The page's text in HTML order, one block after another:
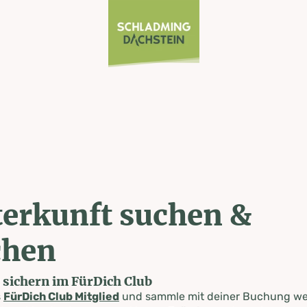
suchen &
im FürDich Club
FürDich Club Mitgliedund sammle mit deiner Buchung